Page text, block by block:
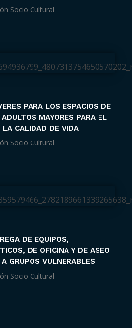
Socio Cultural
PARA LOS ESPACIOS DE
MAYORES PARA EL
LA CALIDAD DE VIDA
Socio Cultural
DE EQUIPOS,
DE OFICINA Y DE ASEO
GRUPOS VULNERABLES
Socio Cultural